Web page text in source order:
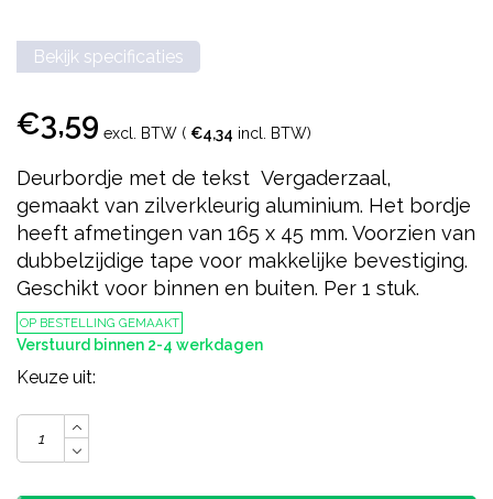
Bekijk specificaties
€3,59 excl. BTW ( €4,34 incl. BTW)
Deurbordje met de tekst Vergaderzaal,
gemaakt van zilverkleurig aluminium. Het bordje
heeft afmetingen van 165 x 45 mm. Voorzien van
dubbelzijdige tape voor makkelijke bevestiging.
Geschikt voor binnen en buiten. Per 1 stuk.
OP BESTELLING GEMAAKT
Verstuurd binnen 2-4 werkdagen
Keuze uit: